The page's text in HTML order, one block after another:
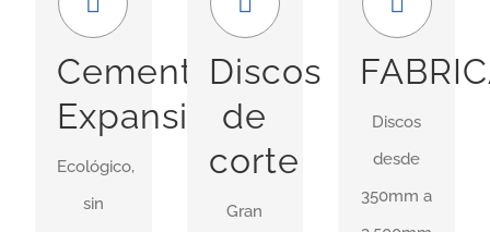
Cemento
Expansivo
Ecológico,
sin
y
seguro
en
demoliciones
donde
Discos
de
corte
Gran
gama
Nuestra
incluye
discos
para
Discos
desde
350mm a
FORMATO
En
instalaciones
idsponemos
de